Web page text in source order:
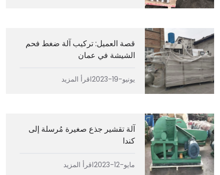
قصة العميل: تركيب آلة ضغط فحم
الشيشة في عمان
يونيو-19-2023 اقرأ المزيد
آلة تقشير جذع صغيرة مُرسلة إلى
كندا
مايو-12-2023 اقرأ المزيد